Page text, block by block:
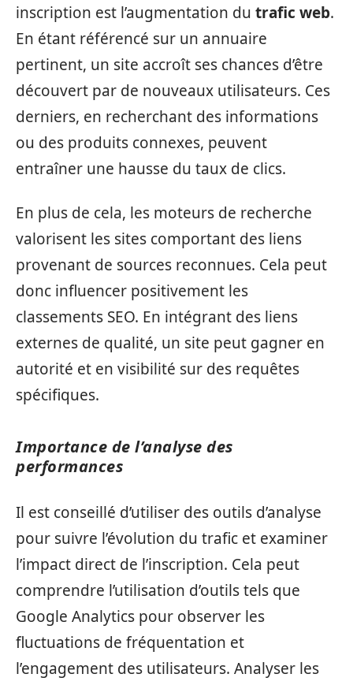
inscription est l’augmentation du trafic web.
En étant référencé sur un annuaire
pertinent, un site accroît ses chances d’être
découvert par de nouveaux utilisateurs. Ces
derniers, en recherchant des informations
ou des produits connexes, peuvent
entraîner une hausse du taux de clics.
En plus de cela, les moteurs de recherche
valorisent les sites comportant des liens
provenant de sources reconnues. Cela peut
donc influencer positivement les
classements SEO. En intégrant des liens
externes de qualité, un site peut gagner en
autorité et en visibilité sur des requêtes
spécifiques.
Importance de l’analyse des
performances
Il est conseillé d’utiliser des outils d’analyse
pour suivre l’évolution du trafic et examiner
l’impact direct de l’inscription. Cela peut
comprendre l’utilisation d’outils tels que
Google Analytics pour observer les
fluctuations de fréquentation et
l’engagement des utilisateurs. Analyser les